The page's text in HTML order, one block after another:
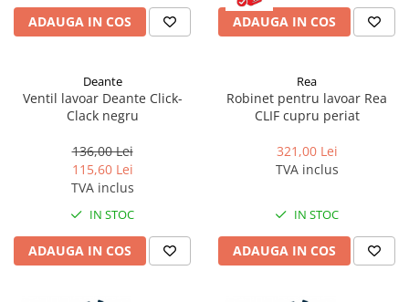
ADAUGA IN COS ADAUGA IN COS
Deante
Ventil lavoar Deante Click-
Clack negru
136,00 Lei
115,60 Lei
TVA inclus
IN STOC
ADAUGA IN COS
Rea
Robinet pentru lavoar Rea
CLIF cupru periat
321,00 Lei
TVA inclus
IN STOC
ADAUGA IN COS